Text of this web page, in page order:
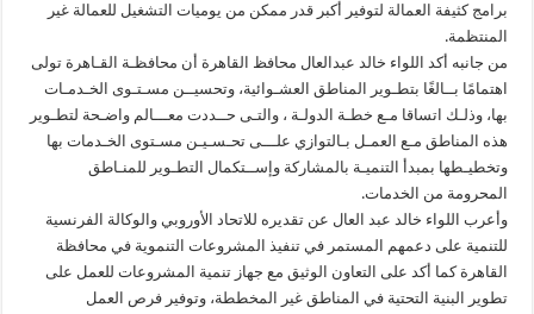
برامج كثيفة العمالة لتوفير أكبر قدر ممكن من يوميات التشغيل للعمالة غير
المنتظمة.
من جانبه أكد اللواء خالد عبدالعال محافظ القاهرة أن محافظـة القـاهرة تولى
اهتمامًا بــالغًا بتطـوير المناطق العشـوائية، وتحسيــن مسـتـوى الخـدمـات
بها، وذلـك اتساقا مـع خطـة الدولـة ، والتـى حــددت معـــالم واضـحة لتطـوير
هذه المناطق مـع العمـل بـالتوازي علـــى تحـسـيـن مسـتوى الخـدمات بها
وتخطيـطها بمبدأ التنميـة بالمشاركة وإســتكمال التطـوير للمنـاطق
المحرومة من الخدمات.
وأعرب اللواء خالد عبد العال عن تقديره للاتحاد الأوروبي والوكالة الفرنسية
للتنمية على دعمهم المستمر في تنفيذ المشروعات التنموية في محافظة
القاهرة كما أكد على التعاون الوثيق مع جهاز تنمية المشروعات للعمل على
تطوير البنية التحتية في المناطق غير المخططة، وتوفير فرص العمل